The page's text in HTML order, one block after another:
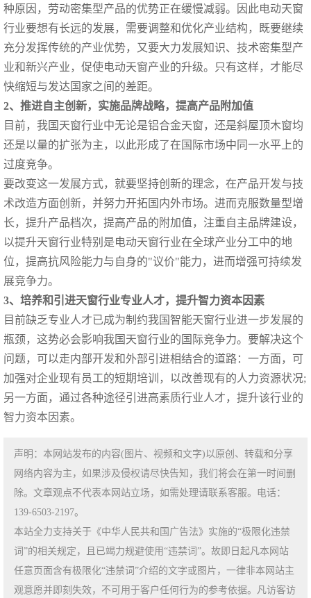
种原因，劳动密集型产品的优势正在缓慢减弱。因此电动天窗
行业要想有长远的发展，需要调整和优化产业结构，既要继续
充分发挥传统的产业优势，又要大力发展知识、技术密集型产
业和新兴产业，促使电动天窗产业的升级。只有这样，才能尽
快缩短与发达国家之间的差距。
2、推进自主创新，实施品牌战略，提高产品附加值
目前，我国天窗行业中无论是铝合金天窗，还是斜屋顶木窗均
还是以量的扩张为主，以此形成了在国际市场中同一水平上的
过度竞争。
要改变这一发展方式，就要坚持创新的理念，在产品开发与技
术改造方面创新，并努力开拓国内外市场。进而克服数量型增
长，提升产品档次，提高产品的附加值，注重自主品牌建设，
以提升天窗行业特别是电动天窗行业在全球产业分工中的地
位，提高抗风险能力与自身的"议价"能力，进而增强可持续发
展竞争力。
3、培养和引进天窗行业专业人才，提升智力资本因素
目前缺乏专业人才已成为制约我国智能天窗行业进一步发展的
瓶颈，这势必会影响我国天窗行业的国际竞争力。要解决这个
问题，可以走内部开发和外部引进相结合的道路：一方面，可
加强对企业现有员工的短期培训，以改善现有的人力资源状况;
另一方面，通过各种途径引进高素质行业人才，提升该行业的
智力资本因素。
声明：本网站发布的内容(图片、视频和文字)以原创、转载和分享
网络内容为主，如果涉及侵权请尽快告知，我们将会在第一时间删
除。文章观点不代表本网站立场，如需处理请联系客服。电话：
139-6503-2197。
本站全力支持关于《中华人民共和国广告法》实施的“极限化违禁
词”的相关规定，且已竭力规避使用“违禁词”。故即日起凡本网站
任意页面含有极限化“违禁词”介绍的文字或图片，一律非本网站主
观意愿并即刻失效，不可用于客户任何行为的参考依据。凡访客访